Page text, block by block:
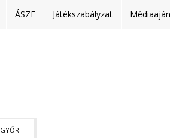
ÁSZF Játékszabályzat
GYŐR